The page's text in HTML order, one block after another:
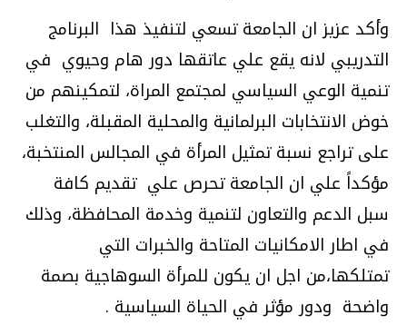
وأكد عزيز ان الجامعة تسعي لتنفيذ هذا البرنامج
التدريبي لانه يقع علي عاتقها دور هام وحيوي في
تنمية الوعي السياسي لمجتمع المراة، لتمكينهم من
خوض الانتخابات البرلمانية والمحلية المقبلة، والتغلب
على تراجع نسبة تمثيل المرأة في المجالس المنتخبة،
مؤكداً علي ان الجامعة تحرص علي تقديم كافة
سبل الدعم والتعاون لتنمية وخدمة المحافظة، وذلك
في اطار الامكانيات المتاحة والخبرات التي
تمتلكها،من اجل ان يكون للمرأة السوهاجية بصمة
واضحة ودور مؤثر في الحياة السياسية .